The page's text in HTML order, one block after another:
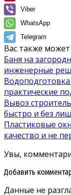
Viber
WhatsApp
Telegram
Вас также
Баня на
инженерные
практические
Вывоз
быстро и без
Пластиковые
качество и не
Увы,
Добавить
Данные не